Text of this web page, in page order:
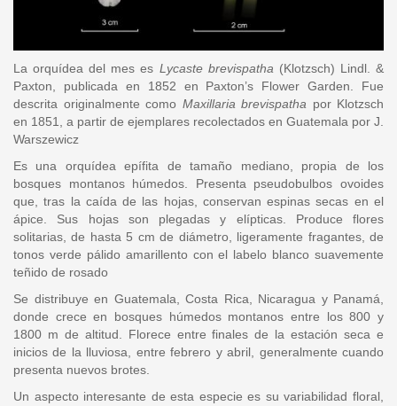
La orquídea del mes es Lycaste brevispatha (Klotzsch) Lindl. &
Paxton, publicada en 1852 en Paxton’s Flower Garden. Fue
descrita originalmente como Maxillaria brevispatha por Klotzsch
en 1851, a partir de ejemplares recolectados en Guatemala por J.
Warszewicz
Es una orquídea epífita de tamaño mediano, propia de los
bosques montanos húmedos. Presenta pseudobulbos ovoides
que, tras la caída de las hojas, conservan espinas secas en el
ápice. Sus hojas son plegadas y elípticas. Produce flores
solitarias, de hasta 5 cm de diámetro, ligeramente fragantes, de
tonos verde pálido amarillento con el labelo blanco suavemente
teñido de rosado
Se distribuye en Guatemala, Costa Rica, Nicaragua y Panamá,
donde crece en bosques húmedos montanos entre los 800 y
1800 m de altitud. Florece entre finales de la estación seca e
inicios de la lluviosa, entre febrero y abril, generalmente cuando
presenta nuevos brotes.
Un aspecto interesante de esta especie es su variabilidad floral,